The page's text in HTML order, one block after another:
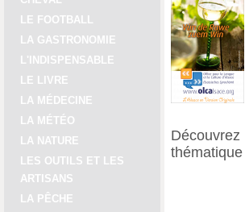
LE FOOTBALL
LA GASTRONOMIE
L'INDISPENSABLE
LE LIVRE
LA MÉDECINE
LA MÉTÉO
LA NATURE
LES OUTILS ET LES
ARTISANS
LA PÊCHE
thématique